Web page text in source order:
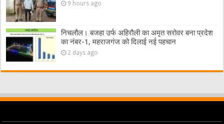
9 hours ago
निचलौल। बजहा उर्फ अहिरौली का अमृत सरोवर बना प्रदेश
का नंबर-1, महराजगंज को दिलाई नई पहचान
2 days ago